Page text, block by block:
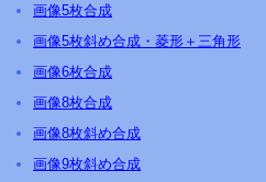
画像5枚合成
画像5枚斜め合成・菱形＋三角形
画像6枚合成
画像8枚合成
画像8枚斜め合成
画像9枚斜め合成